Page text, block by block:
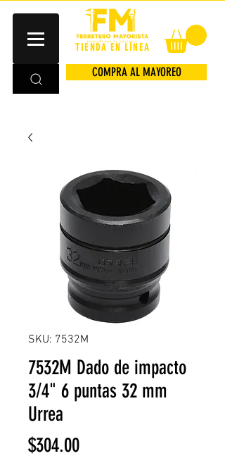
TIENDA EN LÍNEA
COMPRA AL MAYOREO
SKU: 7532M
7532M Dado de impacto
3/4" 6 puntas 32 mm
Urrea
$304.00Precio